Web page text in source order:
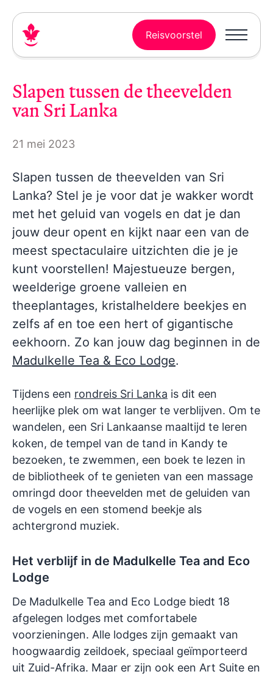
Reisvoorstel
Slapen tussen de theevelden
van Sri Lanka
21 mei 2023
Slapen tussen de theevelden van Sri
Lanka? Stel je je voor dat je wakker wordt
met het geluid van vogels en dat je dan
jouw deur opent en kijkt naar een van de
meest spectaculaire uitzichten die je je
kunt voorstellen! Majestueuze bergen,
weelderige groene valleien en
theeplantages, kristalheldere beekjes en
zelfs af en toe een hert of gigantische
eekhoorn. Zo kan jouw dag beginnen in de
Madulkelle Tea & Eco Lodge.
Tijdens een rondreis Sri Lanka is dit een
heerlijke plek om wat langer te verblijven. Om te
wandelen, een Sri Lankaanse maaltijd te leren
koken, de tempel van de tand in Kandy te
bezoeken, te zwemmen, een boek te lezen in
de bibliotheek of te genieten van een massage
omringd door theevelden met de geluiden van
de vogels en een stomend beekje als
achtergrond muziek.
Het verblijf in de Madulkelle Tea and Eco
Lodge
De Madulkelle Tea and Eco Lodge biedt 18
afgelegen lodges met comfortabele
voorzieningen. Alle lodges zijn gemaakt van
hoogwaardig zeildoek, speciaal geïmporteerd
uit Zuid-Afrika. Maar er zijn ook een Art Suite en